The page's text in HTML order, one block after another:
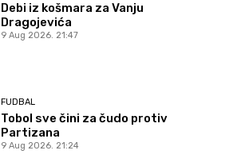
Debi iz košmara za Vanju
Dragojevića
9 Aug 2026. 21:47
FUDBAL
Tobol sve čini za čudo protiv
Partizana
9 Aug 2026. 21:24